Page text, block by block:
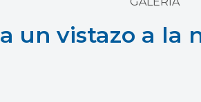
un vistazo a la